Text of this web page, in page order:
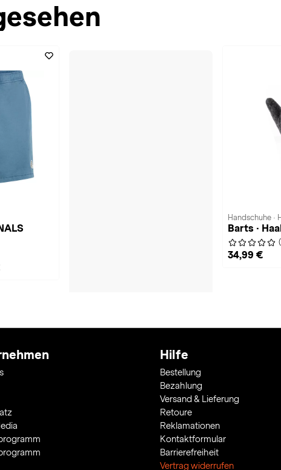
Handschuhe ·
Barts ·
34,99 €
Hilfe
Bestellung
Bezahlung
Versand & Lieferung
Retoure
Reklamationen
Kontaktformular
Barrierefreiheit
Vertrag widerrufen